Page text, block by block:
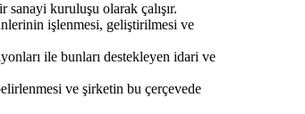
sanayi kuruluşu olarak çalışır.
işlenmesi, geliştirilmesi ve
ile bunları destekleyen idari ve
ve şirketin bu çerçevede